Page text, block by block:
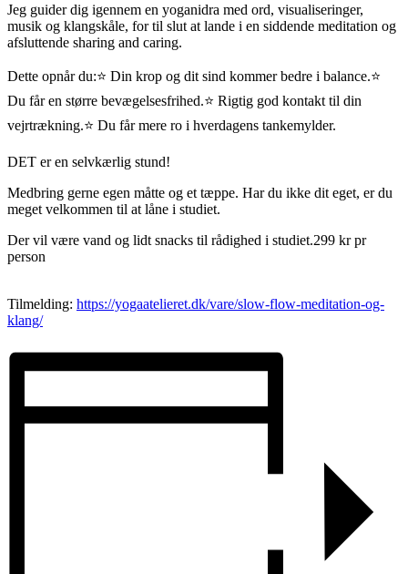
Jeg guider dig igennem en yoganidra med ord, visualiseringer,
musik og klangskåle, for til slut at lande i en siddende meditation og
afsluttende sharing and caring.
Dette opnår du:⭐ Din krop og dit sind kommer bedre i balance.⭐
Du får en større bevægelsesfrihed.⭐ Rigtig god kontakt til din
vejrtrækning.⭐ Du får mere ro i hverdagens tankemylder.
DET er en selvkærlig stund!
Medbring gerne egen måtte og et tæppe. Har du ikke dit eget, er du
meget velkommen til at låne i studiet.
Der vil være vand og lidt snacks til rådighed i studiet.299 kr pr
person
Tilmelding: https://yogaatelieret.dk/vare/slow-flow-meditation-og-
klang/